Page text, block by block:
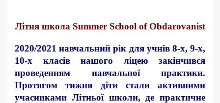
Літня школа Summer School of Obdarovanist
2020/2021 навчальний рік для учнів 8-х, 9-х,
10-х класів нашого ліцею закінчився
проведенням навчальної практики.
Протягом тижня діти стали активними
учасниками Літньої школи, де практичне